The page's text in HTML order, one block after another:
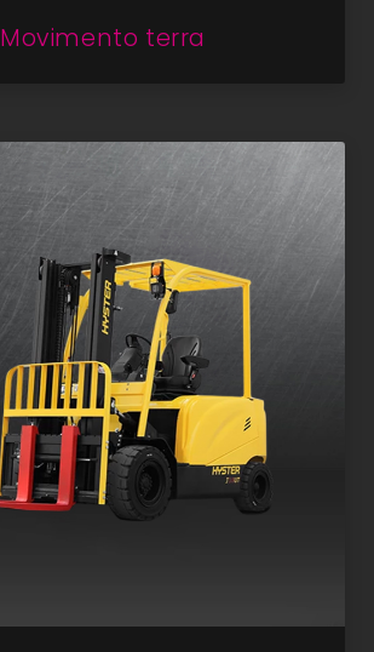
Movimento terra